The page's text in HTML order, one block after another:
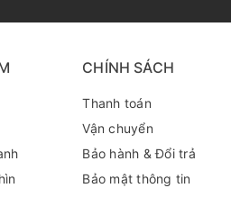
CHÍNH SÁCH
Thanh toán
Vận chuyển
Bảo hành & Đổi trả
Bảo mật thông tin